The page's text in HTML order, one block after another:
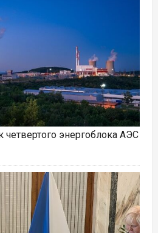
четвертого энергоблока АЭС